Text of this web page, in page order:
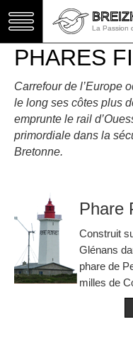
La Passion
PHARES
Carrefour de l’Europe
le long ses côtes plus
emprunte le rail
primordiale dans la
Bretonne.
Phare
Construit
Glénans
phare de
milles de
La Passion